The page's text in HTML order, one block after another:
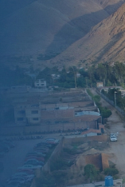
sobre
de